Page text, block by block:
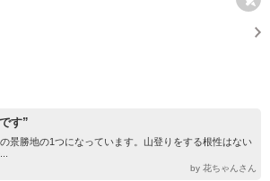
す”
景勝地の1つになっています。山登りをする根性はない
by 花ちゃんさん